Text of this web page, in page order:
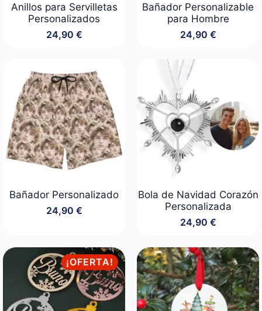
Anillos para Servilletas
Personalizados
24,90 €
Bañador Personalizable
para Hombre
24,90 €
Bañador Personalizado
24,90 €
Bola de Navidad Corazón
Personalizada
24,90 €
¡OFERTA!